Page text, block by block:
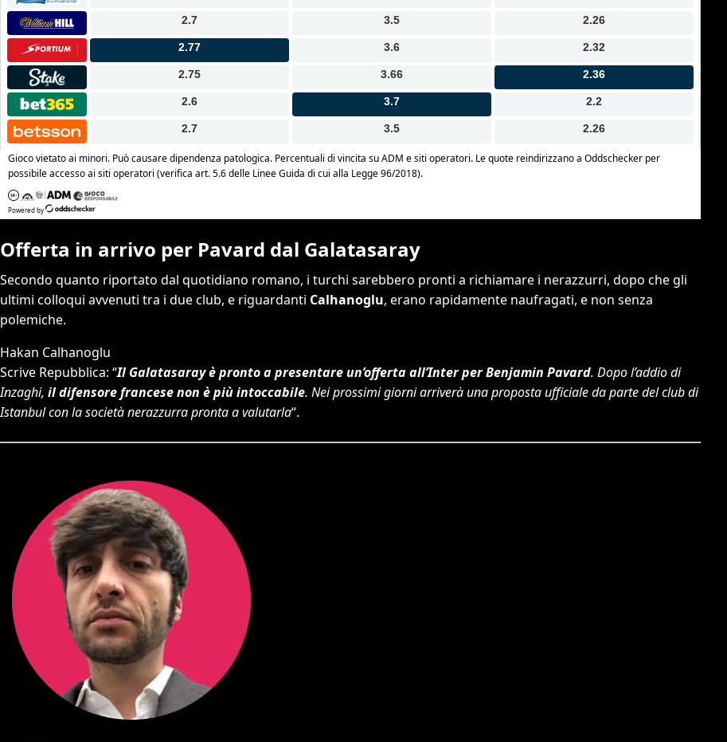
Offerta in arrivo per Pavard dal Galatasaray
Secondo quanto riportato dal quotidiano romano, i turchi sarebbero pronti a richiamare i nerazzurri, dopo che gli
ultimi colloqui avvenuti tra i due club, e riguardanti Calhanoglu, erano rapidamente naufragati, e non senza
polemiche.
Hakan Calhanoglu
Scrive Repubblica: “Il Galatasaray è pronto a presentare un’offerta all’Inter per Benjamin Pavard. Dopo l’addio di
Inzaghi, il difensore francese non è più intoccabile. Nei prossimi giorni arriverà una proposta ufficiale da parte del club di
Istanbul con la società nerazzurra pronta a valutarla“.